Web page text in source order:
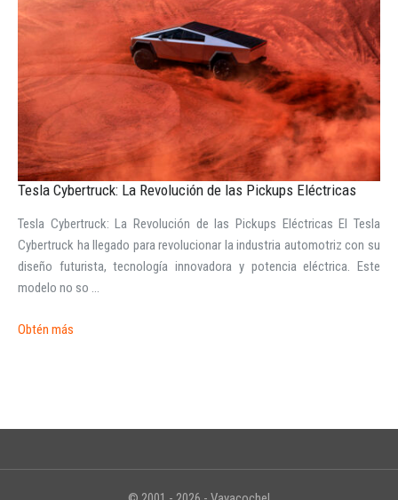
Iniciar sesión
INICIAR SESIÓN
Tesla Cybertruck: La Revolución de las Pickups Eléctricas
Tesla Cybertruck: La Revolución de las Pickups Eléctricas El Tesla
Cybertruck ha llegado para revolucionar la industria automotriz con su
diseño futurista, tecnología innovadora y potencia eléctrica. Este
modelo no so ...
Obtén más